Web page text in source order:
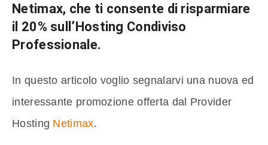
Netimax, che ti consente di risparmiare
il 20% sull’Hosting Condiviso
Professionale.
In questo articolo voglio segnalarvi una nuova ed
interessante promozione offerta dal Provider
Hosting Netimax.